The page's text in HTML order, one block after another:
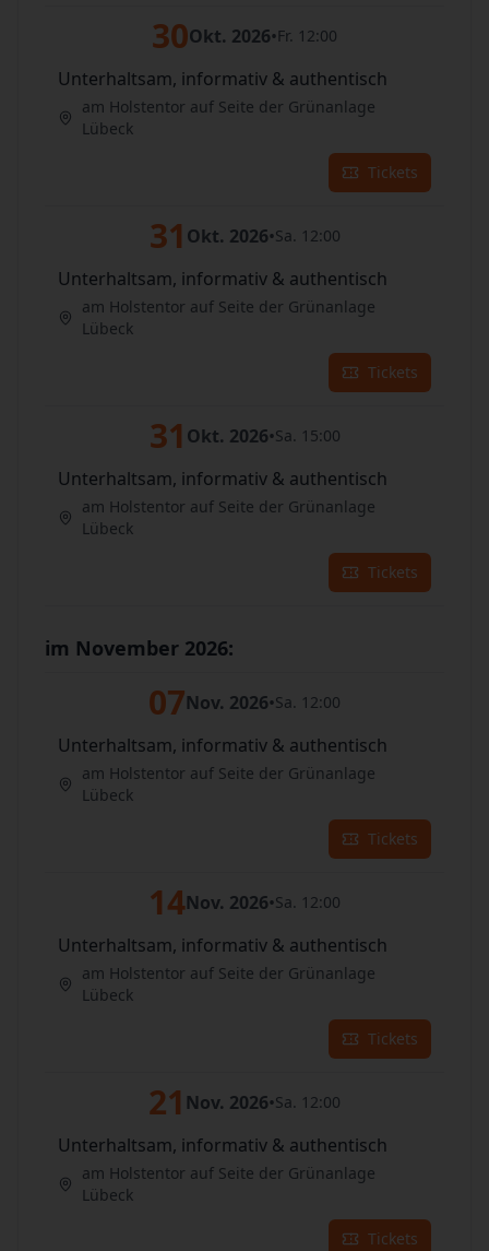
30Okt. 2026•Fr. 12:00
Unterhaltsam, informativ & authentisch
am Holstentor auf Seite der Grünanlage
Lübeck
Tickets
31 Okt. 2026•Sa. 12:00
Unterhaltsam, informativ & authentisch
am Holstentor auf Seite der Grünanlage
Lübeck
Tickets
31 Okt. 2026•Sa. 15:00
Unterhaltsam, informativ & authentisch
am Holstentor auf Seite der Grünanlage
Lübeck
Tickets
im November 2026:
07Nov. 2026•Sa. 12:00
Unterhaltsam, informativ & authentisch
am Holstentor auf Seite der Grünanlage
Lübeck
Tickets
14Nov. 2026•Sa. 12:00
Unterhaltsam, informativ & authentisch
am Holstentor auf Seite der Grünanlage
Lübeck
Tickets
21 Nov. 2026•Sa. 12:00
Unterhaltsam, informativ & authentisch
am Holstentor auf Seite der Grünanlage
Lübeck
Tickets